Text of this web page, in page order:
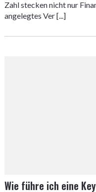
Zahl stecken nicht nur
angelegtes Ver [...]
Wie führe ich eine